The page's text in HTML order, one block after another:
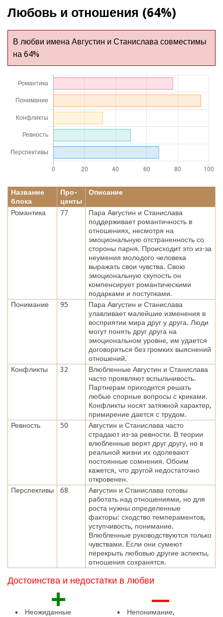
Любовь и отношения (64%)
В любви имена Августин и Станислава совместимы
на 64%
Название
блока
Про-
центы
Описание
Романтика 77
Пара Августин и Станислава
поддерживает романтичность в
отношениях, несмотря на
эмоциональную отстраненность со
стороны парня. Происходит это из-за
неумения молодого человека
выражать свои чувства. Свою
эмоциональную скупость он
компенсирует романтическими
подарками и поступками.
Понимание
95
Пара Августин и Станислава
улавливает малейшие изменения в
восприятии мира друг у друга. Люди
могут понять друг друга на
эмоциональном уровне, им удается
договориться без громких выяснений
отношений.
Конфликты
32
Влюбленные Августин и Станислава
часто проявляют вспыльчивость.
Партнерам приходится решать
любые спорные вопросы с криками.
Конфликты носят затяжной характер,
примирение дается с трудом.
Ревность
50
Августин и Станислава часто
страдают из-за ревности. В теории
влюбленные верят друг другу, но в
реальной жизни их одолевают
постоянные сомнения. Обоим
кажется, что другой недостаточно
откровенен.
Перспективы
68
Августин и Станислава готовы
работать над отношениями, но для
роста нужны определенные
факторы: сходство темпераментов,
уступчивость, понимание.
Влюбленные руководствуются только
чувствами. Если они сумеют
перекрыть любовью другие аспекты,
отношения сохранятся.
Достоинства и недостатки в любви
+
Неожиданные
—
Непонимание,